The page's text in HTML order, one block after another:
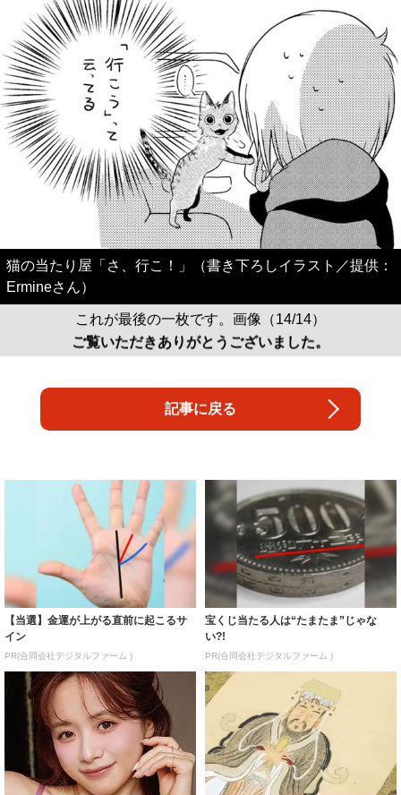
猫の当たり屋「さ、行こ！」（書き下ろしイラスト／提供：
Ermineさん）
これが最後の一枚です。画像（14/14）
ご覧いただきありがとうございました。
記事に戻る
【当選】金運が上がる直前に起こるサ
イン
PR(合同会社デジタルファーム )
宝くじ当たる人は“たまたま”じゃな
い?!
PR(合同会社デジタルファーム )